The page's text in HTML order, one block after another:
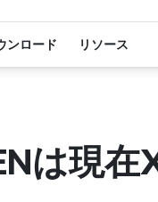
は現
ンロード リソース